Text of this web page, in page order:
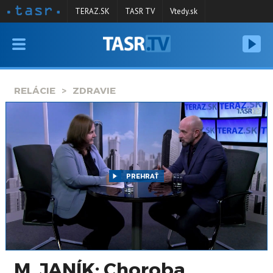
VYSIELANIE
SPRAVODAJSTVO
KONTAKT
ARCHÍV
TERAZ.SK TASR TV Vtedy.sk
RELÁCIE ZDRAVIE
PREHRAŤ